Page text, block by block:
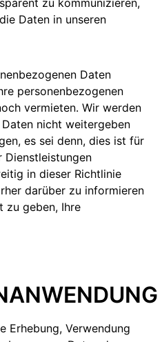
zu kommunizieren,
Daten in unseren
Daten
personenbezogenen
vermieten. Wir werden
nicht weitergeben
es sei denn, dies ist für
Dienstleistungen
in dieser Richtlinie
darüber zu informieren
zu geben, Ihre
Erhebung, Verwendung